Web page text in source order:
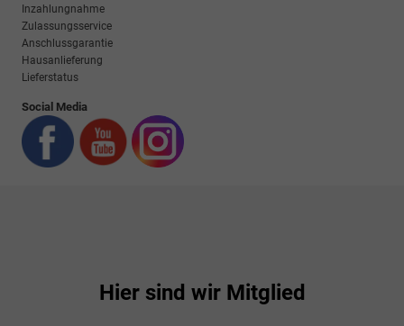
Inzahlungnahme
Zulassungsservice
Anschlussgarantie
Hausanlieferung
Lieferstatus
Social Media
Hier sind wir Mitglied